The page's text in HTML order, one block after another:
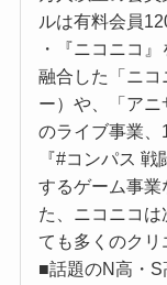
ルは有料会員
・『ニコニコ
融合した「ニコ
ー）や、「ア
のライブ事業、
『#コンパス
するゲーム事業
た、ニコニコ
ても多くのクリ
■話題のN高・